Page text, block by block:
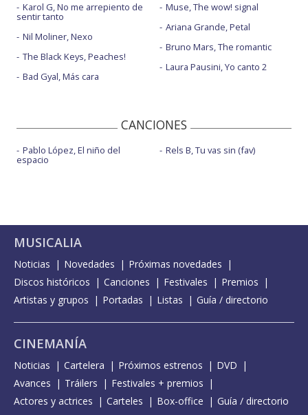
Karol G, No me arrepiento de
sentir tanto
Nil Moliner, Nexo
The Black Keys, Peaches!
Bad Gyal, Más cara
Muse, The wow! signal
Ariana Grande, Petal
Bruno Mars, The romantic
Laura Pausini, Yo canto 2
CANCIONES
Pablo López, El niño del
espacio
Rels B, Tu vas sin (fav)
MUSICALIA
Noticias Novedades
Próximas novedades
Discos históricos
Canciones Festivales
Premios
Artistas y grupos
Portadas Listas Guía / directorio
CINEMANÍA
Noticias Cartelera Próximos estrenos
DVD
Avances
Tráilers
Festivales + premios
Actores y actrices
Carteles Box-office Guía / directorio